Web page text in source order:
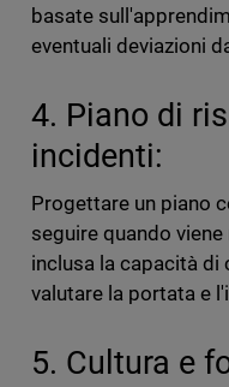
basate
eventuali deviazioni
4. Piano di
incidenti:
Progettare un piano
seguire quando
inclusa la capacità di
valutare la portata e
5. Cultura e